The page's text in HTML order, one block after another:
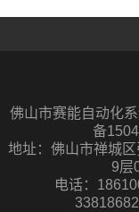
佛山市赛能自动化
备
地址： 佛山市禅城
9层
电话：